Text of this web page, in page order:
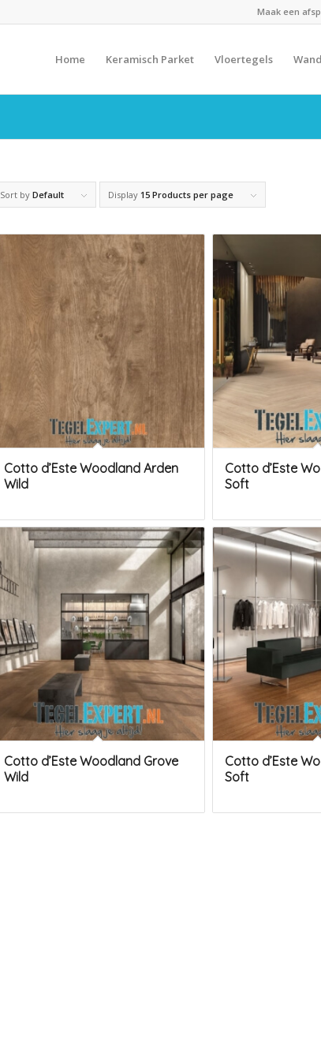
Maak een
Home Keramisch Parket Vloertegels
Sort by Default Display 15 Products per page
Cotto d’Este Woodland Arden
Wild
Cotto d’Este
Soft
Cotto d’Este Woodland Grove
Wild
Cotto d’Este
Soft